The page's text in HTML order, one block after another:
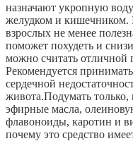
назначают укропную
желудком и кишечником.
взрослых не менее
поможет похудеть и
можно считать отличной
Рекомендуется
сердечной
живота.Подумать только,
эфирные масла,
флавоноиды, каротин и
почему это средство